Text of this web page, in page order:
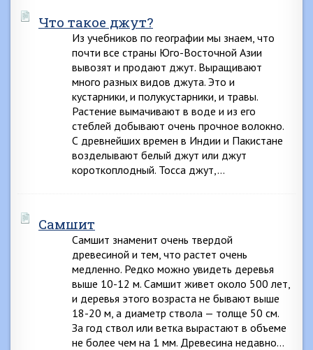
Что такое джут?
Из учебников по географии мы знаем, что
почти все страны Юго-Восточной Азии
вывозят и продают джут. Выращивают
много разных видов джута. Это и
кустарники, и полукустарники, и травы.
Растение вымачивают в воде и из его
стеблей добывают очень прочное волокно.
С древнейших времен в Индии и Пакистане
возделывают белый джут или джут
короткоплодный. Тосса джут,…
Самшит
Самшит знаменит очень твердой
древесиной и тем, что растет очень
медленно. Редко можно увидеть деревья
выше 10-12 м. Самшит живет около 500 лет,
и деревья этого возраста не бывают выше
18-20 м, а диаметр ствола — толще 50 см.
За год ствол или ветка вырастают в объеме
не более чем на 1 мм. Древесина недавно…